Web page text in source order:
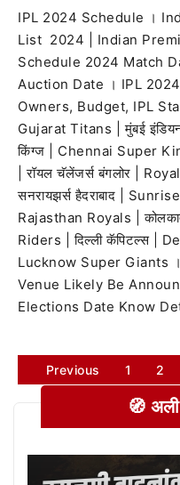
IPL 2024 Schedule ।
List 2024 | Indian
Schedule 2024 Match
Auction Date । IPL
Owners, Budget, IPL
Gujarat Titans | मुंबई
किंग्ज | Chennai Super
| रॉयल चॅलेंजर्स बंगलोर |
सनरायझर्स हैदराबाद |
Rajasthan Royals |
Riders | दिल्ली कॅपिटल्स |
Lucknow Super Giants
Venue Likely Be
Elections Date Know
Previous 1 2
🧭